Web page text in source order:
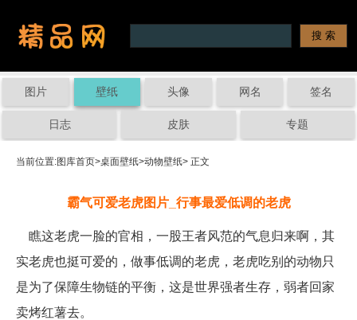
图片 壁纸 头像 网名 签名
日志 皮肤 专题
当前位置:图库首页>桌面壁纸>动物壁纸> 正文
霸气可爱老虎图片_行事最爱低调的老虎
瞧这老虎一脸的官相，一股王者风范的气息归来啊，其
实老虎也挺可爱的，做事低调的老虎，老虎吃别的动物只
是为了保障生物链的平衡，这是世界强者生存，弱者回家
卖烤红薯去。